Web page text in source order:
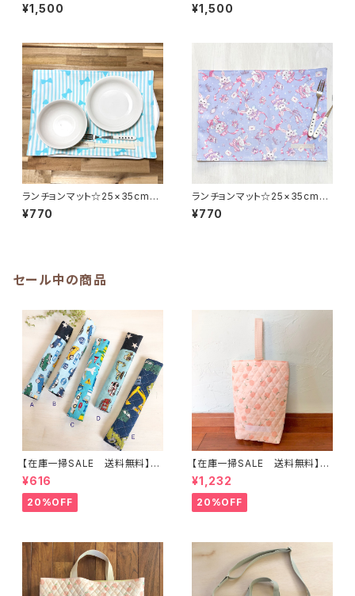
ラック無地】給食袋25×20cm
ランチョンマット 25×35cm ★
用のかわいい巾着袋や入園オー
ダーHoshizora☆ほしぞら
¥1,500
トグリーン無地】給食袋25×20c
m ランチョンマット 25×35cm
¥1,500
ランチョンマット☆25×35cmブ
ルー【ストライプリボン柄】★R
M. シンプル 女の子｜通園通
¥770
ランチョンマット☆25×35cmブ
ルー【うさぎバレリーナ柄】★R
M.ゆめかわ ウサギ 女の子
¥770
セール中の商品
【在庫一掃SALE 送料無料】も
こもこ水筒肩ひもカバー【はたら
く】 ★KS.10111314151617181
9 車 男の子 飛行機 くる
ま ｜通園通学用のかわいい巾
¥616
20%OFF
【在庫一掃SALE 送料無料】再
販/上靴入れ☆27×22マチ6cm
☆【ピーチ柄】 ★US.49 上履き
袋 上靴袋 桃 キルティング 裏
地付き ｜通園通学用のかわい
¥1,232
20%OFF